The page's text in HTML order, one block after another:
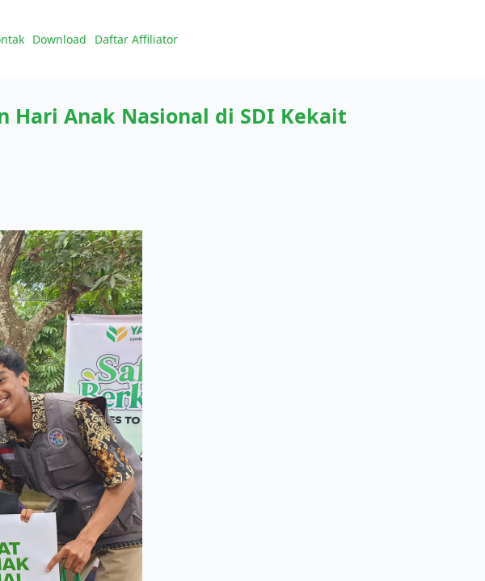
Download Daftar Affiliator
Hari Anak Nasional di SDI Kekait